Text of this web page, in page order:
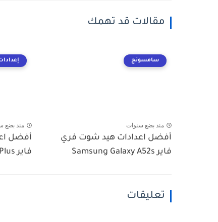
مقالات قد تهمك
سامسونج
منذ بضع سنوات
أفضل اعدادات هيد شوت فري
فاير Samsung Galaxy A52s
منذ بضع
أفضل
فاير Samsung Galaxy s20 Plus
تعليقات